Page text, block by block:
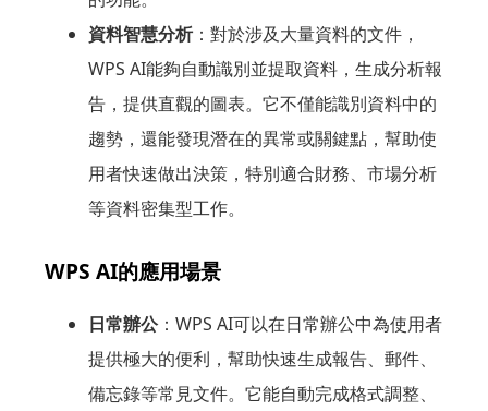
資料智慧分析：對於涉及大量資料的文件，
WPS AI能夠自動識別並提取資料，生成分析報
告，提供直觀的圖表。它不僅能識別資料中的
趨勢，還能發現潛在的異常或關鍵點，幫助使
用者快速做出決策，特別適合財務、市場分析
等資料密集型工作。
WPS AI的應用場景
日常辦公：WPS AI可以在日常辦公中為使用者
提供極大的便利，幫助快速生成報告、郵件、
備忘錄等常見文件。它能自動完成格式調整、